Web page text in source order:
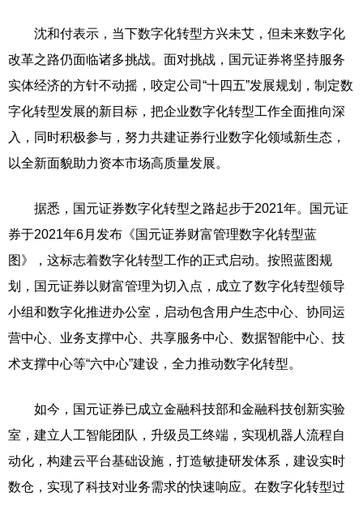
沈和付表示，当下数字化转型方兴未艾，但未来数字化
改革之路仍面临诸多挑战。面对挑战，国元证券将坚持服务
实体经济的方针不动摇，咬定公司“十四五”发展规划，制定数
字化转型发展的新目标，把企业数字化转型工作全面推向深
入，同时积极参与，努力共建证券行业数字化领域新生态，
以全新面貌助力资本市场高质量发展。
据悉，国元证券数字化转型之路起步于2021年。国元证
券于2021年6月发布《国元证券财富管理数字化转型蓝
图》，这标志着数字化转型工作的正式启动。按照蓝图规
划，国元证券以财富管理为切入点，成立了数字化转型领导
小组和数字化推进办公室，启动包含用户生态中心、协同运
营中心、业务支撑中心、共享服务中心、数据智能中心、技
术支撑中心等“六中心”建设，全力推动数字化转型。
如今，国元证券已成立金融科技部和金融科技创新实验
室，建立人工智能团队，升级员工终端，实现机器人流程自
动化，构建云平台基础设施，打造敏捷研发体系，建设实时
数仓，实现了科技对业务需求的快速响应。在数字化转型过